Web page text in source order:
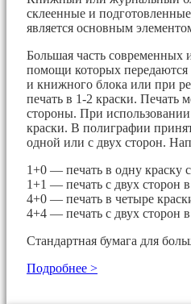
склеенные и
является основным
Большая часть современных
помощи которых
и книжного блока или при
печать в 1-2 краски. Печать
стороны. При
краски. В полиграфии
одной или с двух сторон.
1+0 — печать в одну краску
1+1 — печать с двух сторон
4+0 — печать в четыре
4+4 — печать с двух сторон
Стандартная бумага для
Подробнее >